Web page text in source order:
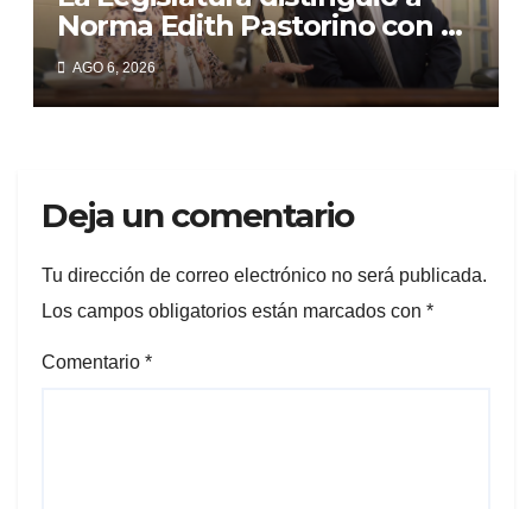
Norma Edith Pastorino con el
“Libertador General José de
San Martín”
AGO 6, 2026
Deja un comentario
Tu dirección de correo electrónico no será publicada.
Los campos obligatorios están marcados con *
Comentario *